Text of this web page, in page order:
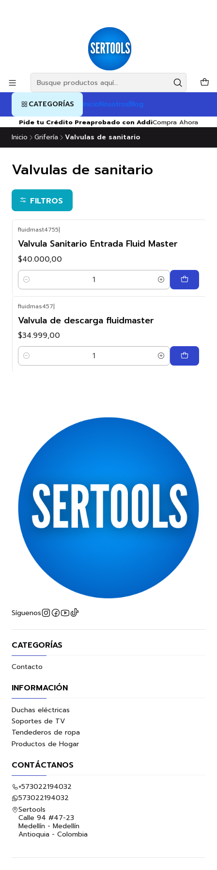
CATEGORÍAS InicioNosotrosBlog
Pide tu Crédito Preaprobado con AddiCompra Ahora
Inicio Grifería Valvulas de sanitario
Valvulas de sanitario
FILTROS
fluidmast4755|
Valvula Sanitario Entrada Fluid Master
$40.000,00
Cantidad
fluidmas457|
Valvula de descarga fluidmaster
$34.999,00
Cantidad
Síguenos
CATEGORÍAS
Contacto
INFORMACIÓN
Duchas eléctricas
Soportes de TV
Tendederos de ropa
Productos de Hogar
CONTÁCTANOS
+573022194032
573022194032
Sertools
Calle 94 #47-23
Medellín - Medellín
Antioquia - Colombia